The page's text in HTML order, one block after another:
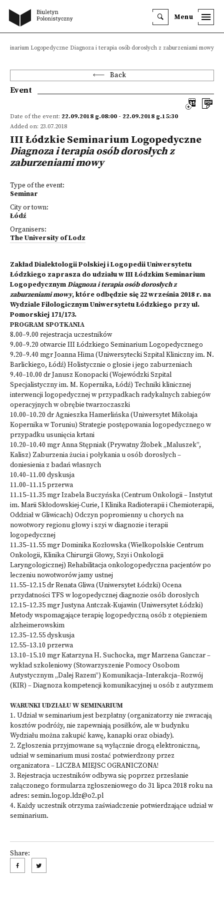
Menu
Logopedyczne Diagnoza i terapia osób dorosłych z zaburzeniami mowy
Back
Event
Date of the event: 22.09.2018 g.08:00 - 22.09.2018 g.15:30
Added on: 23.07.2018
III Łódzkie Seminarium Logopedyczne
Diagnoza i terapia osób dorosłych z
zaburzeniami mowy
Type of the event:
Seminar
City or town:
Łódź
Organisers:
The University of Lodz
Zakład Dialektologii Polskiej i Logopedii Uniwersytetu
Łódzkiego zaprasza do udziału w III Łódzkim Seminarium
LogopedycznymDiagnoza i terapia osób dorosłych z
zaburzeniami mowy, które odbędzie się 22 września 2018 r. na
Wydziale Filologicznym Uniwersytetu Łódzkiego przy ul.
Pomorskiej 171/173.
PROGRAM SPOTKANIA
8.00–9.00 rejestracja uczestników
9.00–9.20 otwarcie III Łódzkiego Seminarium Logopedycznego
9.20–9.40 mgr Joanna Hima (Uniwersytecki Szpital Kliniczny im. N.
Barlickiego, Łódź) Holistycznie o głosie i jego zaburzeniach
9.40–10.00 dr Janusz Konopacki (Wojewódzki Szpital
Specjalistyczny im. M. Kopernika, Łódź) Techniki klinicznej
interwencji logopedycznej w przypadkach radykalnych zabiegów
operacyjnych w obrębie twarzoczaszki
10.00–10.20 dr Agnieszka Hamerlińska (Uniwersytet Mikołaja
Kopernika w Toruniu) Strategie postępowania logopedycznego w
przypadku usunięcia krtani
10.20–10.40 mgr Anna Stępniak (Prywatny Żłobek „Maluszek”,
Kalisz) Zaburzenia żucia i połykania u osób dorosłych –
doniesienia z badań własnych
10.40–11.00 dyskusja
11.00–11.15 przerwa
11.15–11.35 mgr Izabela Buczyńska (Centrum Onkologii – Instytut
im. Marii Skłodowskiej-Curie, I Klinika Radioterapii i Chemioterapii,
Oddział w Gliwicach) Odczyn popromienny u chorych na
nowotwory regionu głowy i szyi w diagnozie i terapii
logopedycznej
11.35–11.55 mgr Dominika Kozłowska (Wielkopolskie Centrum
Onkologii, Klinika Chirurgii Głowy, Szyi i Onkologii
Laryngologicznej) Rehabilitacja onkologopedyczna pacjentów po
leczeniu nowotworów jamy ustnej
11.55–12.15 dr Renata Gliwa (Uniwersytet Łódzki) Ocena
przydatności TFS w logopedycznej diagnozie osób dorosłych
12.15–12.35 mgr Justyna Antczak-Kujawin (Uniwersytet Łódzki)
Metody wspomagające terapię logopedyczną osób z otępieniem
alzheimerowskim
12.35–12.55 dyskusja
12.55–13.10 przerwa
13.10–15.10 mgr Katarzyna H. Suchocka, mgr Marzena Ganczar –
wykład szkoleniowy (Stowarzyszenie Pomocy Osobom
Autystycznym „Dalej Razem”) Komunikacja–Interakcja–Rozwój
(KIR) – Diagnoza kompetencji komunikacyjnej u osób z autyzmem
WARUNKI UDZIAŁU W SEMINARIUM
1. Udział w seminarium jest bezpłatny (organizatorzy nie zwracają
kosztów podróży, nie zapewniają posiłków, ale w budynku
Wydziału można zakupić kawę, kanapki oraz obiady).
2. Zgłoszenia przyjmowane są wyłącznie drogą elektroniczną,
udział w seminarium musi zostać potwierdzony przez
organizatora – LICZBA MIEJSC OGRANICZONA!
3. Rejestracja uczestników odbywa się poprzez przesłanie
załączonego formularza zgłoszeniowego do 31 lipca 2018 roku na
adres: semin.logop.ldz@o2.pl
4. Każdy uczestnik otrzyma zaświadczenie potwierdzające udział w
seminarium.
Share: